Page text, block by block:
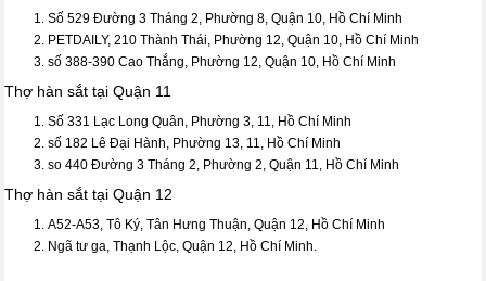
Số 529 Đường 3 Tháng 2, Phường 8, Quận 10, Hồ Chí Minh
PETDAILY, 210 Thành Thái, Phường 12, Quận 10, Hồ Chí Minh
số 388-390 Cao Thắng, Phường 12, Quận 10, Hồ Chí Minh
Thợ hàn sắt tại Quận 11
Số 331 Lạc Long Quân, Phường 3, 11, Hồ Chí Minh
số 182 Lê Đại Hành, Phường 13, 11, Hồ Chí Minh
so 440 Đường 3 Tháng 2, Phường 2, Quận 11, Hồ Chí Minh
Thợ hàn sắt tại Quận 12
A52-A53, Tô Ký, Tân Hưng Thuận, Quận 12, Hồ Chí Minh
Ngã tư ga, Thạnh Lộc, Quận 12, Hồ Chí Minh.